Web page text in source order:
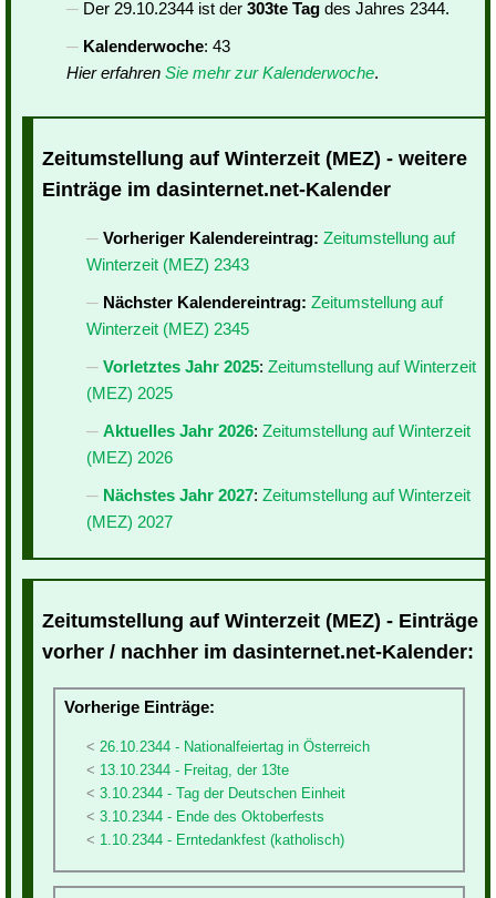
Der 29.10.2344 ist der 303te Tag des Jahres 2344.
Kalenderwoche: 43
Hier erfahren Sie mehr zur Kalenderwoche.
Zeitumstellung auf Winterzeit (MEZ) - weitere
Einträge im dasinternet.net-Kalender
Vorheriger Kalendereintrag: Zeitumstellung auf
Winterzeit (MEZ) 2343
Nächster Kalendereintrag: Zeitumstellung auf
Winterzeit (MEZ) 2345
Vorletztes Jahr 2025: Zeitumstellung auf Winterzeit
(MEZ) 2025
Aktuelles Jahr 2026: Zeitumstellung auf Winterzeit
(MEZ) 2026
Nächstes Jahr 2027: Zeitumstellung auf Winterzeit
(MEZ) 2027
Zeitumstellung auf Winterzeit (MEZ) - Einträge
vorher / nachher im dasinternet.net-Kalender:
Vorherige Einträge:
26.10.2344 - Nationalfeiertag in Österreich
13.10.2344 - Freitag, der 13te
3.10.2344 - Tag der Deutschen Einheit
3.10.2344 - Ende des Oktoberfests
1.10.2344 - Erntedankfest (katholisch)